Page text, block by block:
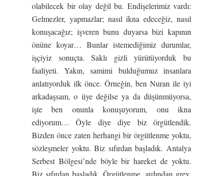
olabilecek bir olay değil bu. Endişelerimiz vardı:
Gelmezler, yapmazlar; nasıl ikna edeceğiz, nasıl
konuşacağız; işveren bunu duyarsa bizi kapının
önüne koyar… Bunlar istemediğimiz durumlar,
işçiyiz sonuçta. Saklı gizli yürütüyorduk bu
faaliyeti. Yakın, samimi bulduğumuz insanlara
anlatıyorduk ilk önce. Örneğin, ben Nuran ile iyi
arkadaşsam, o üye değilse ya da düşünmüyorsa,
işte ben onunla konuşuyorum, onu ikna
ediyorum… Öyle diye diye biz örgütlendik.
Bizden önce zaten herhangi bir örgütlenme yoktu,
sözleşmeler yoktu. Biz sıfırdan başladık. Antalya
Serbest Bölgesi’nde böyle bir hareket de yoktu.
Biz sıfırdan başladık. Örgütlenme, ardından grev,